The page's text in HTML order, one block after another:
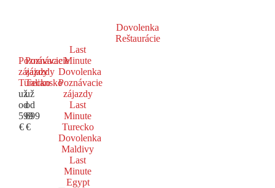
Dovolenka
Reštaurácie
Poznávacie
zájazdy
Turecko
už
od
599
€
Poznávacie
zájazdy
Taliansko
už
od
699
€
Last
Minute
Dovolenka
Poznávacie
zájazdy
Last
Minute
Turecko
Dovolenka
Maldivy
Last
Minute
Egypt